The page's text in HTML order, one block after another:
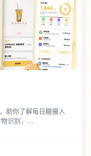
助你了解每日糖摄入
识别，...